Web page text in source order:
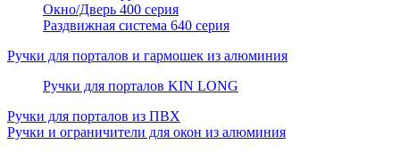
Окно/Дверь 400 серия
Раздвижная система 640 серия
Ручки для порталов и гармошек из алюминия
Ручки для порталов KIN LONG
Ручки для порталов из ПВХ
Ручки и ограничители для окон из алюминия